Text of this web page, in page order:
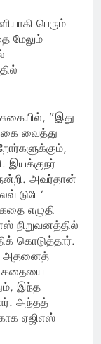
பெரும்
மேலும்
”இது
வைத்து
இயக்குநர்
நன்றி. அவர்தான்
டுடே’
எழுதி
நிறுவனத்தில்
கொடுத்தார்.
அதனைத்
கதையை
இந்த
அந்தத்
ஏஜிஎஸ்